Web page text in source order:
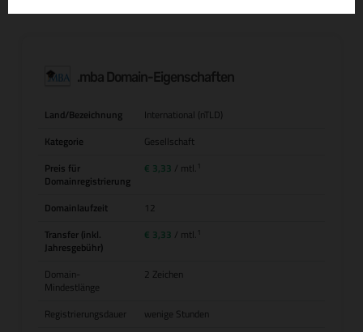
.mba Domain-Eigenschaften
Land/Bezeichnung
International (nTLD)
Kategorie
Gesellschaft
Preis für
Domainregistrierung
€ 3,33 / mtl.
Domainlaufzeit
12
Transfer (inkl.
Jahresgebühr)
€ 3,33 / mtl.
Domain-
Mindestlänge
2 Zeichen
Registrierungsdauer
wenige Stunden